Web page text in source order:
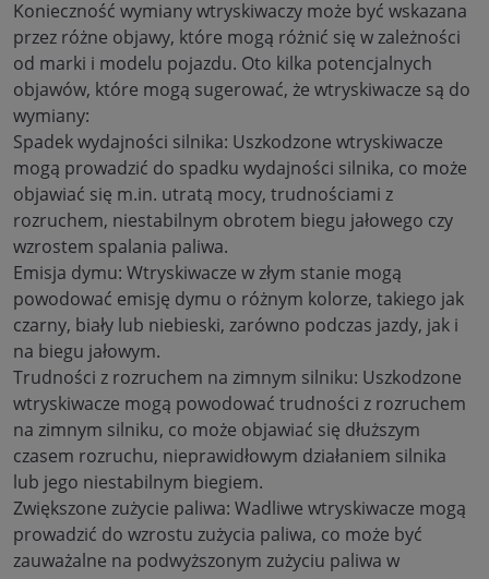
Konieczność wymiany wtryskiwaczy może być wskazana
przez różne objawy, które mogą różnić się w zależności
od marki i modelu pojazdu. Oto kilka potencjalnych
objawów, które mogą sugerować, że wtryskiwacze są do
wymiany:
Spadek wydajności silnika: Uszkodzone wtryskiwacze
mogą prowadzić do spadku wydajności silnika, co może
objawiać się m.in. utratą mocy, trudnościami z
rozruchem, niestabilnym obrotem biegu jałowego czy
wzrostem spalania paliwa.
Emisja dymu: Wtryskiwacze w złym stanie mogą
powodować emisję dymu o różnym kolorze, takiego jak
czarny, biały lub niebieski, zarówno podczas jazdy, jak i
na biegu jałowym.
Trudności z rozruchem na zimnym silniku: Uszkodzone
wtryskiwacze mogą powodować trudności z rozruchem
na zimnym silniku, co może objawiać się dłuższym
czasem rozruchu, nieprawidłowym działaniem silnika
lub jego niestabilnym biegiem.
Zwiększone zużycie paliwa: Wadliwe wtryskiwacze mogą
prowadzić do wzrostu zużycia paliwa, co może być
zauważalne na podwyższonym zużyciu paliwa w